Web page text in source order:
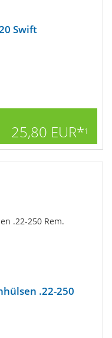
Swift
25,80 EUR*1
.22-250